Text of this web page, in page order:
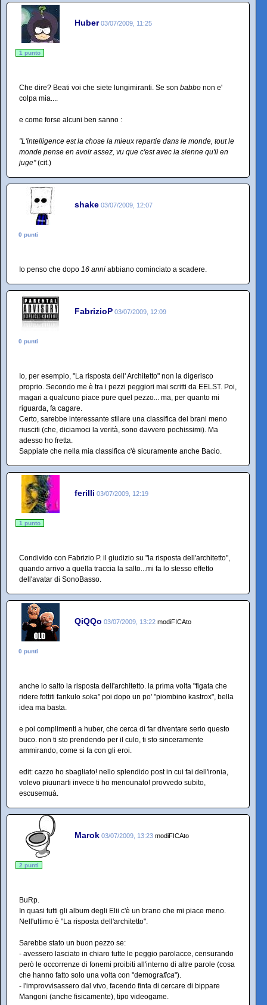
Huber 03/07/2009, 11:25
1 punto
Che dire? Beati voi che siete lungimiranti. Se son babbo non e'
colpa mia....
e come forse alcuni ben sanno :
"L'intelligence est la chose la mieux repartie dans le monde, tout le
monde pense en avoir assez, vu que c'est avec la sienne qu'il en
juge"(cit.)
shake 03/07/2009, 12:07
0 punti
Io penso che dopo 16 anni abbiano cominciato a scadere.
FabrizioP 03/07/2009, 12:09
0 punti
Io, per esempio, "La risposta dell' Architetto" non la digerisco
proprio. Secondo me è tra i pezzi peggiori mai scritti da EELST. Poi,
magari a qualcuno piace pure quel pezzo... ma, per quanto mi
riguarda, fa cagare.
Certo, sarebbe interessante stilare una classifica dei brani meno
riusciti (che, diciamoci la verità, sono davvero pochissimi). Ma
adesso ho fretta.
Sappiate che nella mia classifica c'è sicuramente anche Bacio.
ferilli 03/07/2009, 12:19
1 punto
Condivido con Fabrizio P. il giudizio su "la risposta dell'architetto",
quando arrivo a quella traccia la salto...mi fa lo stesso effetto
dell'avatar di SonoBasso.
QiQQo 03/07/2009, 13:22 modiFICAto
0 punti
anche io salto la risposta dell'architetto. la prima volta "figata che
ridere fottiti fankulo soka" poi dopo un po' "piombino kastrox", bella
idea ma basta.
e poi complimenti a huber, che cerca di far diventare serio questo
buco. non ti sto prendendo per il culo, ti sto sinceramente
ammirando, come si fa con gli eroi.
edit: cazzo ho sbagliato! nello splendido post in cui fai dell'ironia,
volevo piuunarti invece ti ho menounato! provvedo subito,
escusemuà.
Marok 03/07/2009, 13:23 modiFICAto
2 punti
BuRp.
In quasi tutti gli album degli Elii c'è un brano che mi piace meno.
Nell'ultimo è "La risposta dell'architetto".
Sarebbe stato un buon pezzo se:
- avessero lasciato in chiaro tutte le peggio parolacce, censurando
però le occorrenze di fonemi proibiti all'interno di altre parole (cosa
che hanno fatto solo una volta con "demografica").
- l'improvvisassero dal vivo, facendo finta di cercare di bippare
Mangoni (anche fisicamente), tipo videogame.